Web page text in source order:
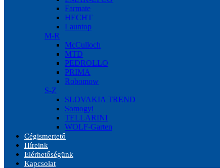
Farmate
HECHT
Launtop
M-R
McCulloch
MTD
PEDROLLO
PRIMA
Robomow
S-Z
SLOVAKIA TREND
Somogyi
TELLARINI
WOLF-Garten
Cégismertető
Híreink
Elérhetőségünk
Kapcsolat